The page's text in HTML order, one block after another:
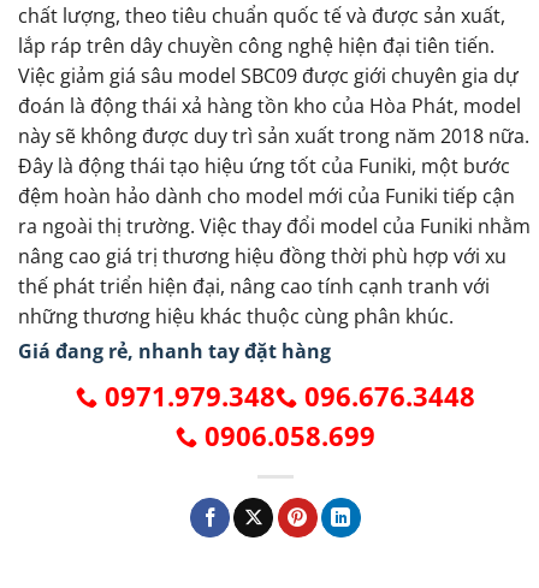
chất lượng, theo tiêu chuẩn quốc tế và được sản xuất,
lắp ráp trên dây chuyền công nghệ hiện đại tiên tiến.
Việc giảm giá sâu model SBC09 được giới chuyên gia dự
đoán là động thái xả hàng tồn kho của Hòa Phát, model
này sẽ không được duy trì sản xuất trong năm 2018 nữa.
Đây là động thái tạo hiệu ứng tốt của Funiki, một bước
đệm hoàn hảo dành cho model mới của Funiki tiếp cận
ra ngoài thị trường. Việc thay đổi model của Funiki nhằm
nâng cao giá trị thương hiệu đồng thời phù hợp với xu
thế phát triển hiện đại, nâng cao tính cạnh tranh với
những thương hiệu khác thuộc cùng phân khúc.
Giá đang rẻ, nhanh tay đặt hàng
0971.979.348
096.676.3448
0906.058.699